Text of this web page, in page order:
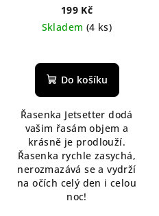
199 Kč
Skladem (4 ks)
hodnocení
produktu
z
5
hvězdiček.
Do košíku
Řasenka Jetsetter dodá
vašim řasám objem a
krásně je prodlouží.
Řasenka rychle zasychá,
nerozmazává se a vydrží
na očích celý den i celou
noc!